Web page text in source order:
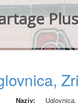
Plus
Naziv: